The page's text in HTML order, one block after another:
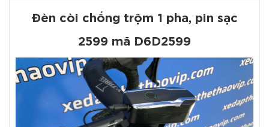
Đèn còi chống trộm 1 pha, pin sạc
2599 mã D6D2599